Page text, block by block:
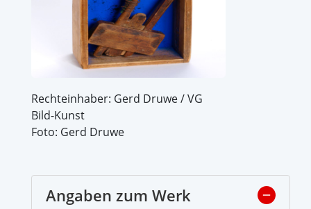
Rechteinhaber: Gerd Druwe / VG
Bild-Kunst
Foto: Gerd Druwe
Angaben zum Werk